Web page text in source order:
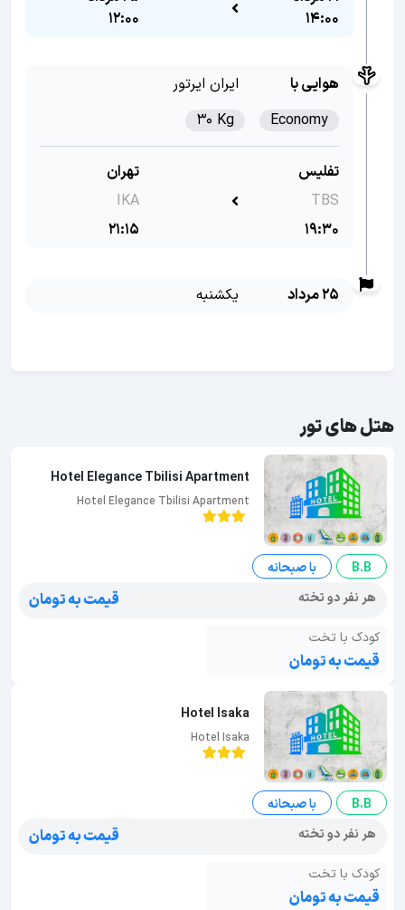
14:00
12:00
هوایی با
ایران ایرتور
Economy
30 Kg
تفلیس
TBS
19:30
تهران
IKA
21:15
25 مرداد یکشنبه
هتل های تور
Hotel Elegance Tbilisi Apartment
Hotel Elegance Tbilisi Apartment
B.B
با صبحانه
هر نفر دو تخته
قیمت به تومان
کودک با تخت
قیمت به تومان
Hotel Isaka
Hotel Isaka
B.B
با صبحانه
هر نفر دو تخته
قیمت به تومان
کودک با تخت
قیمت به تومان